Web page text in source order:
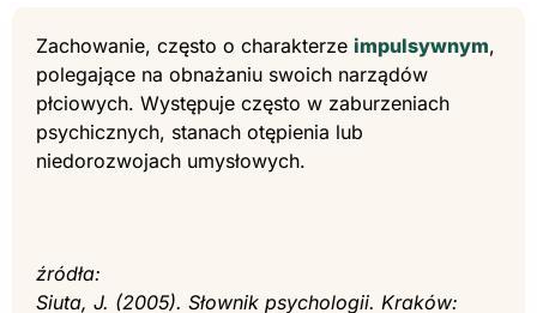
Zachowanie, często o charakterze impulsywnym,
polegające na obnażaniu swoich narządów
płciowych. Występuje często w zaburzeniach
psychicznych, stanach otępienia lub
niedorozwojach umysłowych.
źródła:
Siuta, J. (2005). Słownik psychologii. Kraków: